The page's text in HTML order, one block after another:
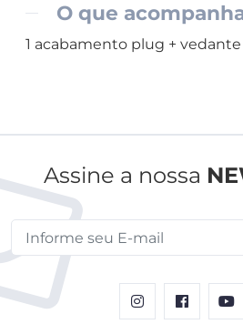
O que
1 acabamento plug +
Assine a nossa